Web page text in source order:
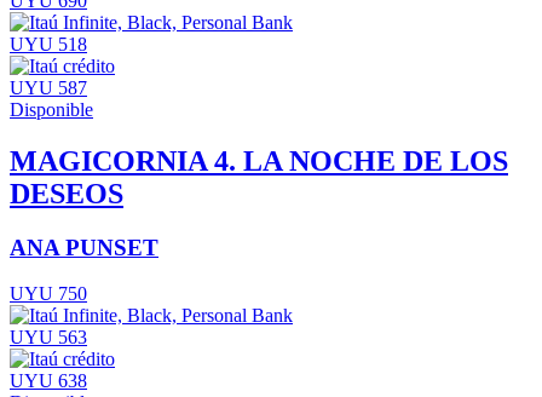
UYU 518
UYU 587
Disponible
MAGICORNIA 4. LA NOCHE DE LOS
DESEOS
ANA PUNSET
UYU 750
UYU 563
UYU 638